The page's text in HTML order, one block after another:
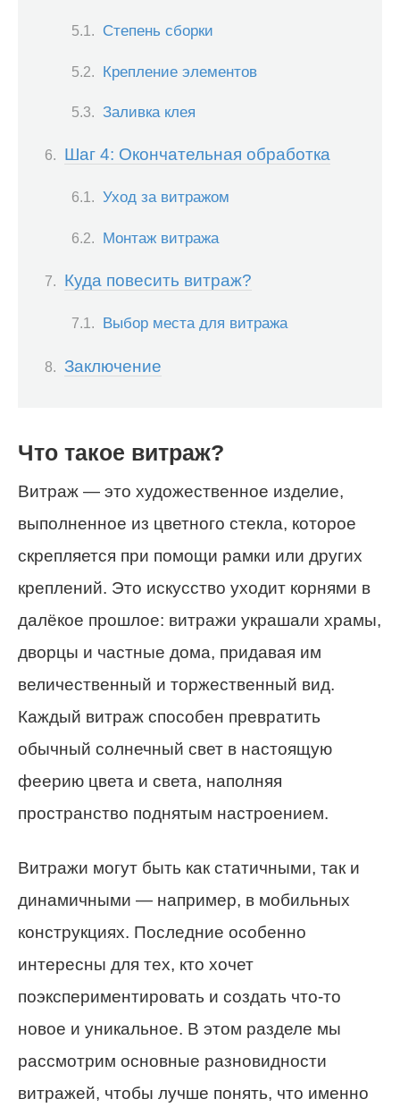
Степень сборки
Крепление элементов
Заливка клея
Шаг 4: Окончательная обработка
Уход за витражом
Монтаж витража
Куда повесить витраж?
Выбор места для витража
Заключение
Что такое витраж?
Витраж — это художественное изделие,
выполненное из цветного стекла, которое
скрепляется при помощи рамки или других
креплений. Это искусство уходит корнями в
далёкое прошлое: витражи украшали храмы,
дворцы и частные дома, придавая им
величественный и торжественный вид.
Каждый витраж способен превратить
обычный солнечный свет в настоящую
феерию цвета и света, наполняя
пространство поднятым настроением.
Витражи могут быть как статичными, так и
динамичными — например, в мобильных
конструкциях. Последние особенно
интересны для тех, кто хочет
поэкспериментировать и создать что-то
новое и уникальное. В этом разделе мы
рассмотрим основные разновидности
витражей, чтобы лучше понять, что именно